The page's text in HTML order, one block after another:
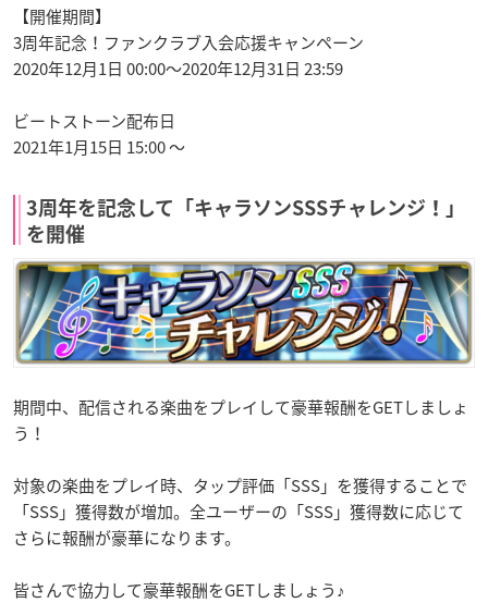
【開催期間】
3周年記念！ファンクラブ入会応援キャンペーン
2020年12月1日 00:00〜2020年12月31日 23:59
ビートストーン配布日
2021年1月15日 15:00 〜
3周年を記念して「キャラソンSSSチャレンジ！」
を開催
期間中、配信される楽曲をプレイして豪華報酬をGETしましょ
う！
対象の楽曲をプレイ時、タップ評価「SSS」を獲得することで
「SSS」獲得数が増加。全ユーザーの「SSS」獲得数に応じて
さらに報酬が豪華になります。
皆さんで協力して豪華報酬をGETしましょう♪